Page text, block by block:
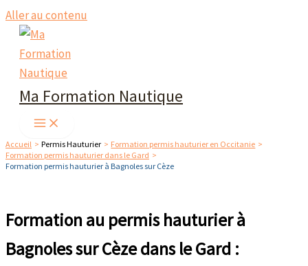
Aller au contenu
Ma Formation Nautique
Accueil Permis Hauturier
Formation permis hauturier en Occitanie
Formation permis hauturier dans le Gard
Formation permis hauturier à Bagnoles sur Cèze
Formation au permis hauturier à
Bagnoles sur Cèze dans le Gard :